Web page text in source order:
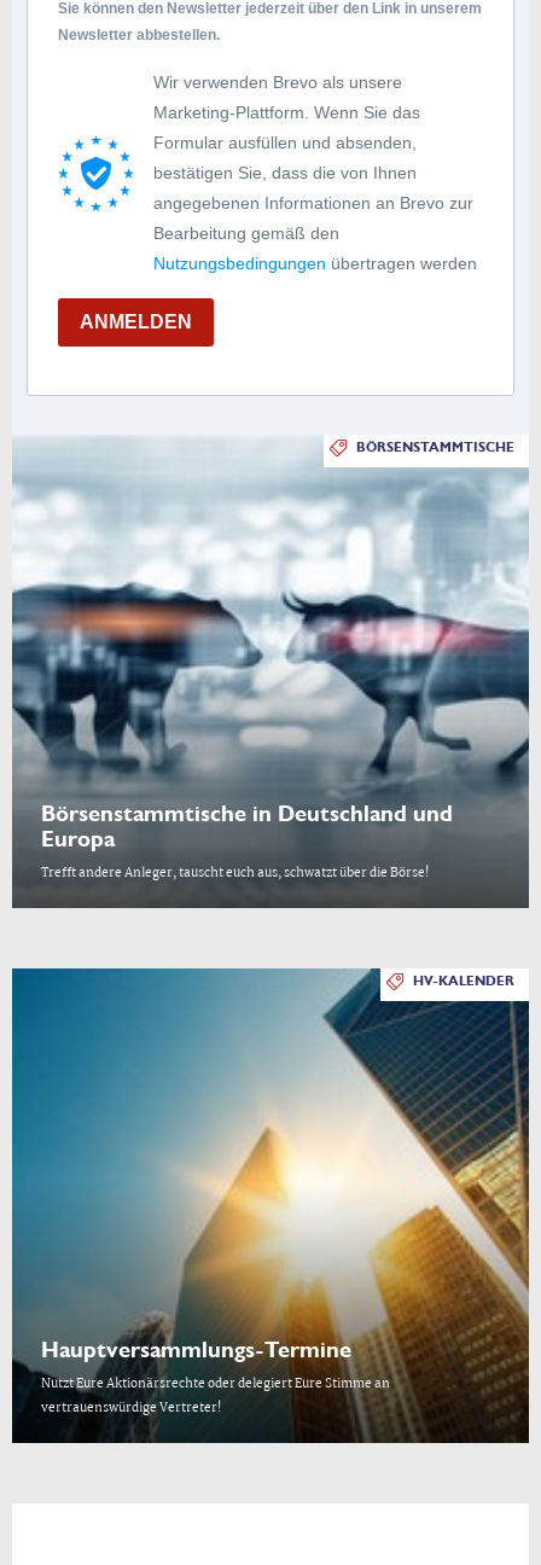
Sie können den Newsletter jederzeit über den Link in unserem
Newsletter abbestellen.
Wir verwenden Brevo als unsere
Marketing-Plattform. Wenn Sie das
Formular ausfüllen und absenden,
bestätigen Sie, dass die von Ihnen
angegebenen Informationen an Brevo zur
Bearbeitung gemäß den
Nutzungsbedingungen übertragen werden
ANMELDEN
BÖRSENSTAMMTISCHE
Börsenstammtische in Deutschland und
Europa
Trefft andere Anleger, tauscht euch aus, schwatzt über die Börse!
HV-KALENDER
Hauptversammlungs-Termine
Nutzt Eure Aktionärsrechte oder delegiert Eure Stimme an
vertrauenswürdige Vertreter!